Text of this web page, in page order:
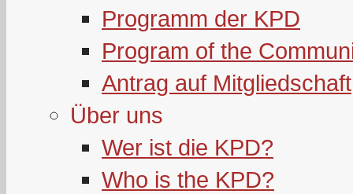
Programm der KPD
Program of the
Antrag auf Mitgliedschaft
Über uns
Wer ist die KPD?
Who is the KPD?